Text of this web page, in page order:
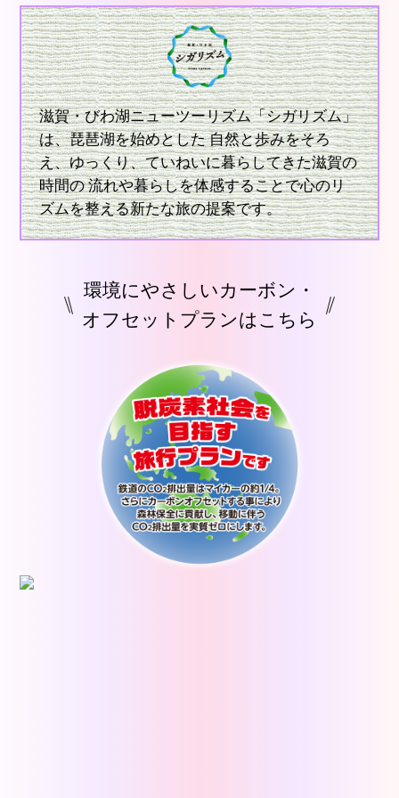
滋賀・びわ湖ニューツーリズム「シガリズム」
は、琵琶湖を始めとした 自然と歩みをそろ
え、ゆっくり、ていねいに暮らしてきた滋賀の
時間の 流れや暮らしを体感することで心のリ
ズムを整える新たな旅の提案です。
環境にやさしいカーボン・
オフセットプランはこちら